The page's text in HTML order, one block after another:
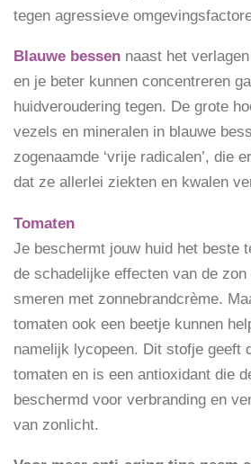
tegen agressieve
Blauwe bessen naast het
en je beter kunnen concentreren
huidveroudering tegen. De grote
vezels en mineralen in blauwe
zogenaamde ‘vrije radicalen’, die
dat ze allerlei ziekten en kwalen
Tomaten
Je beschermt jouw huid het beste
de schadelijke effecten van de
smeren met zonnebrandcrème.
tomaten ook een beetje kunnen
namelijk lycopeen. Dit stofje geeft
tomaten en is een antioxidant die
beschermd voor verbranding en
van zonlicht.